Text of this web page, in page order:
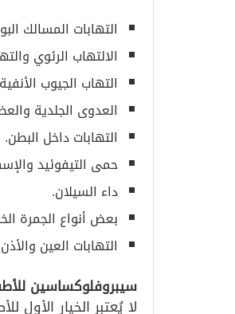
التهابات المسالك
الالتهاب الرئوي
التهاب الجيوب
العدوى الجلدية
التهابات داخل البطن.
حمى التيفوئيد
داء السيلان.
بعض أنواع الجمرة
التهابات العين
سيبروفلوكساسين